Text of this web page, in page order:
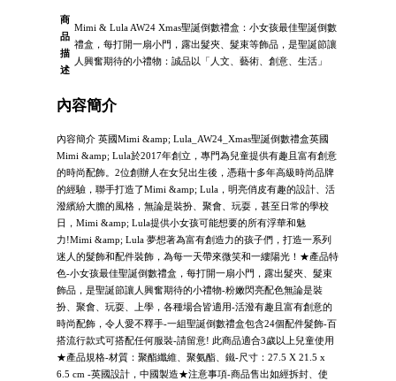
商
品
描
述
Mimi & Lula AW24 Xmas聖誕倒數禮盒：小女孩最佳聖誕倒數
禮盒，每打開一扇小門，露出髮夾、髮束等飾品，是聖誕節讓
人興奮期待的小禮物：誠品以「人文、藝術、創意、生活」
內容簡介
內容簡介 英國Mimi &amp; Lula_AW24_Xmas聖誕倒數禮盒英國
Mimi &amp; Lula於2017年創立，專門為兒童提供有趣且富有創意
的時尚配飾。2位創辦人在女兒出生後，憑藉十多年高級時尚品牌
的經驗，聯手打造了Mimi &amp; Lula，明亮俏皮有趣的設計、活
潑繽紛大膽的風格，無論是裝扮、聚會、玩耍，甚至日常的學校
日，Mimi &amp; Lula提供小女孩可能想要的所有浮華和魅
力!Mimi &amp; Lula 夢想著為富有創造力的孩子們，打造一系列
迷人的髮飾和配件裝飾，為每一天帶來微笑和一縷陽光！★產品特
色-小女孩最佳聖誕倒數禮盒，每打開一扇小門，露出髮夾、髮束
飾品，是聖誕節讓人興奮期待的小禮物-粉嫩閃亮配色無論是裝
扮、聚會、玩耍、上學，各種場合皆適用-活潑有趣且富有創意的
時尚配飾，令人愛不釋手-一組聖誕倒數禮盒包含24個配件髮飾-百
搭流行款式可搭配任何服裝-請留意! 此商品適合3歲以上兒童使用
★產品規格-材質：聚酯纖維、聚氨酯、鐵-尺寸：27.5 X 21.5 x
6.5 cm -英國設計，中國製造★注意事項-商品售出如經拆封、使